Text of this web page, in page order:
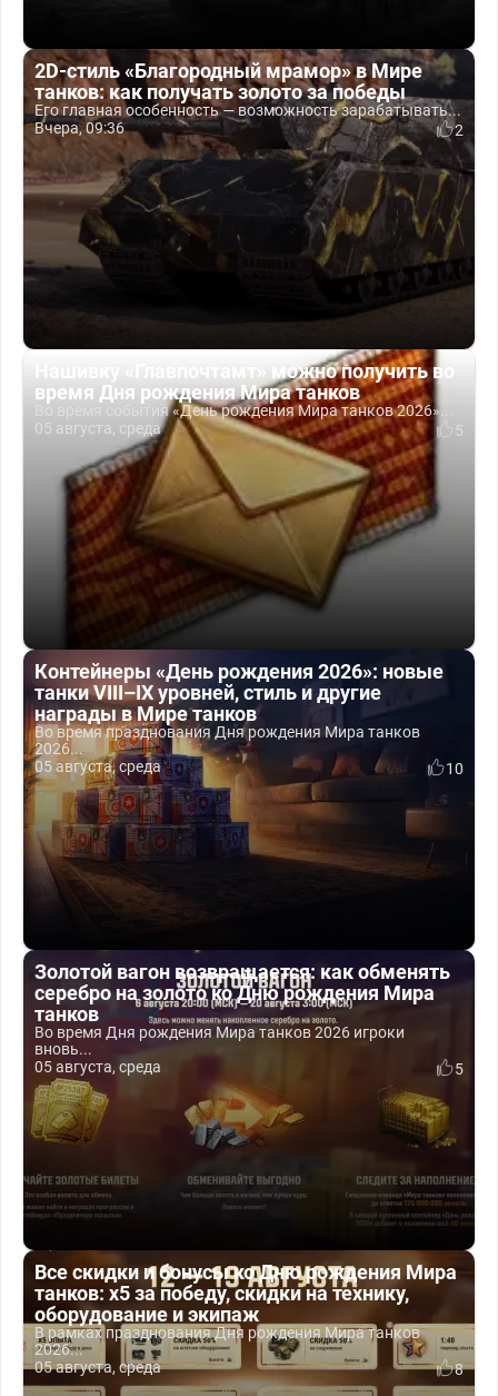
2D-стиль «Благородный мрамор» в Мире
танков: как получать золото за победы
Его главная особенность — возможность зарабатывать...
Вчера, 09:36
2
Нашивку «Главпочтамт» можно получить во
время Дня рождения Мира танков
Во время события «День рождения Мира танков 2026»...
05 августа, среда
5
Контейнеры «День рождения 2026»: новые
танки VIII–IX уровней, стиль и другие
награды в Мире танков
Во время празднования Дня рождения Мира танков
2026...
05 августа, среда
10
Золотой вагон возвращается: как обменять
серебро на золото ко Дню рождения Мира
танков
Во время Дня рождения Мира танков 2026 игроки
вновь...
05 августа, среда
5
Все скидки и бонусы ко Дню рождения Мира
танков: x5 за победу, скидки на технику,
оборудование и экипаж
В рамках празднования Дня рождения Мира танков
2026...
05 августа, среда
8